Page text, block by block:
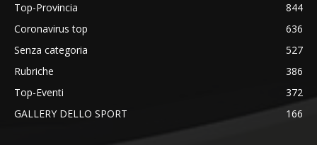
Top-Provincia
844
Coronavirus top
636
Senza categoria
527
Rubriche
386
Top-Eventi
372
GALLERY DELLO SPORT
166